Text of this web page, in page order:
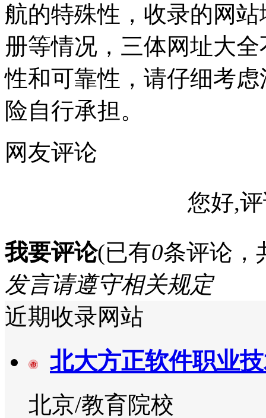
航的特殊性，收录的网
册等情况，三体网址大
性和可靠性，请仔细考
险自行承担。
网友评论
您好,
我要评论(已有0条评论，
发言请遵守相关规定
近期收录网站
北大方正软件职业
北京/教育院校